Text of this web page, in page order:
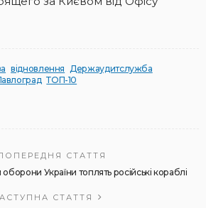
відновлення Держаудитслужба
ТОП-10
СТАТТЯ
України топлять російські кораблі
СТАТТЯ